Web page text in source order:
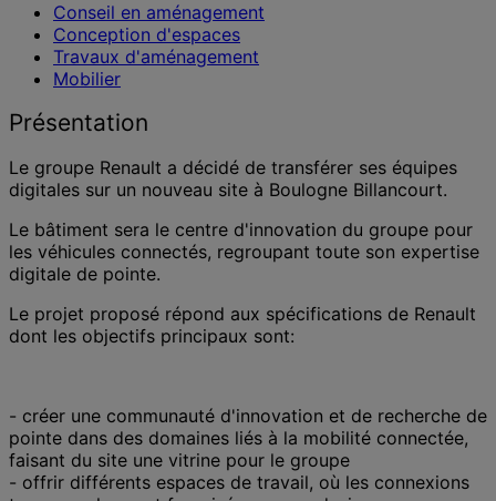
Conseil en aménagement
Conception d'espaces
Travaux d'aménagement
Mobilier
Présentation
Le groupe Renault a décidé de transférer ses équipes
digitales sur un nouveau site à Boulogne Billancourt.
Le bâtiment sera le centre d'innovation du groupe pour
les véhicules connectés, regroupant toute son expertise
digitale de pointe.
Le projet proposé répond aux spécifications de Renault
dont les objectifs principaux sont:
- créer une communauté d'innovation et de recherche de
pointe dans des domaines liés à la mobilité connectée,
faisant du site une vitrine pour le groupe
- offrir différents espaces de travail, où les connexions